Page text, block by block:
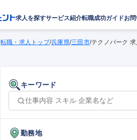
求人を探すサービス紹介転職成功ガイドお
転職・求人トップ/兵庫県/三田市/テクノパーク 求
キーワード
勤務地